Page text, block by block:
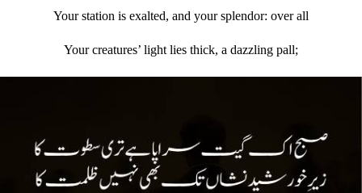
Your station is exalted, and your splendor: over all
Your creatures’ light lies thick, a dazzling pall;